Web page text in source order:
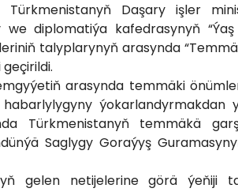
Daşary işler
diplomatiýa kafedrasynyň
talyplarynyň arasynda
arasynda temmäki
ýokarlandyrmakdan
Türkmenistanyň temmäkä
Saglygy Goraýyş
gelen netijelerine görä ýeňiji